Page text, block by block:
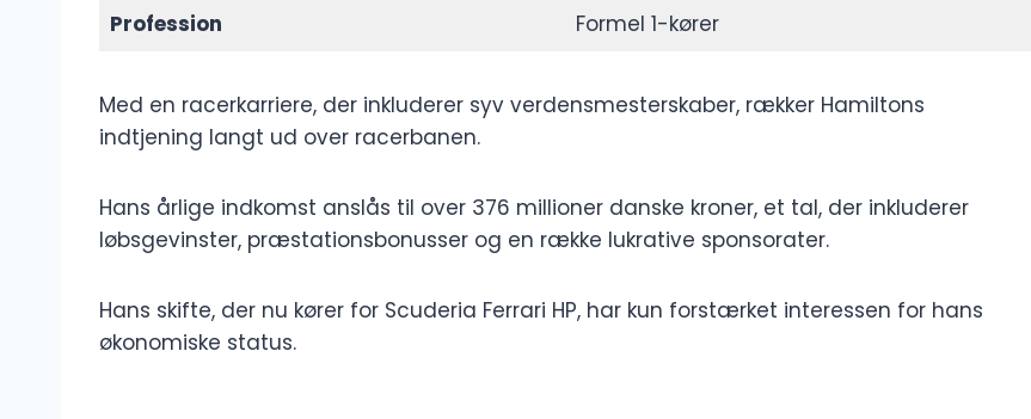
Profession
Formel 1-kører
Med en racerkarriere, der inkluderer syv verdensmesterskaber, rækker Hamiltons
indtjening langt ud over racerbanen.
Hans årlige indkomst anslås til over 376 millioner danske kroner, et tal, der inkluderer
løbsgevinster, præstationsbonusser og en række lukrative sponsorater.
Hans skifte, der nu kører for Scuderia Ferrari HP, har kun forstærket interessen for hans
økonomiske status.